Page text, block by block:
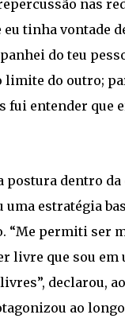
nas
tinha vontade
do teu
limite do outro;
fui entender que
postura dentro da
uma estratégia
“Me permiti ser
livre que sou em
declarou,
ao